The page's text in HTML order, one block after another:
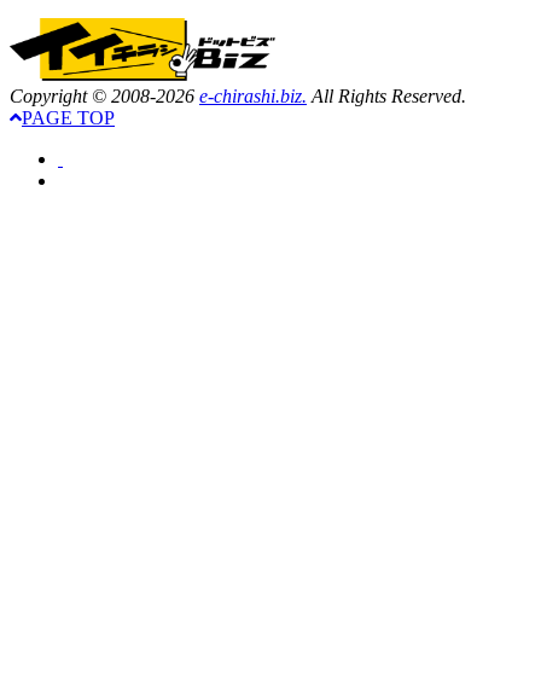
Copyright © 2008-2026 e-chirashi.biz. All Rights Reserved.
PAGE TOP